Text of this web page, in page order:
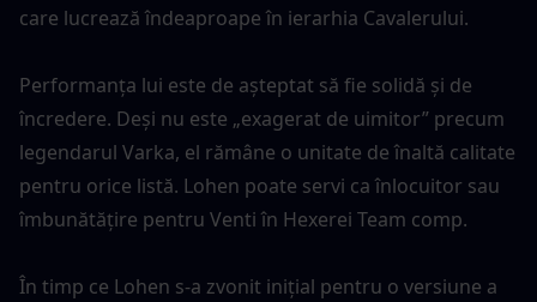
care lucrează îndeaproape în ierarhia Cavalerului.
Performanța lui este de așteptat să fie solidă și de
încredere. Deși nu este „exagerat de uimitor” precum
legendarul Varka, el rămâne o unitate de înaltă calitate
pentru orice listă. Lohen poate servi ca înlocuitor sau
îmbunătățire pentru Venti în Hexerei Team comp.
În timp ce Lohen s-a zvonit inițial pentru o versiune a